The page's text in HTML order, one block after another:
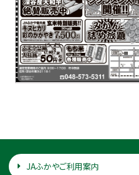
JAふかやご利用案内